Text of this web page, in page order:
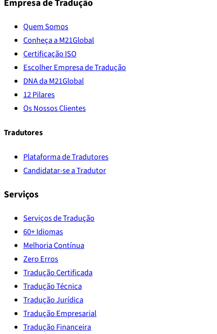
Empresa de Tradução
Quem Somos
Conheça a M21Global
Certificação ISO
Escolher Empresa de Tradução
DNA da M21Global
12 Pilares
Os Nossos Clientes
Tradutores
Plataforma de Tradutores
Candidatar-se a Tradutor
Serviços
Serviços de Tradução
60+ Idiomas
Melhoria Contínua
Zero Erros
Tradução Certificada
Tradução Técnica
Tradução Jurídica
Tradução Empresarial
Tradução Financeira